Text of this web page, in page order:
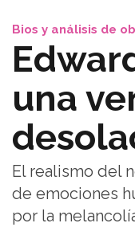
Bios y análisis de
una
El realismo del
de emociones
por la